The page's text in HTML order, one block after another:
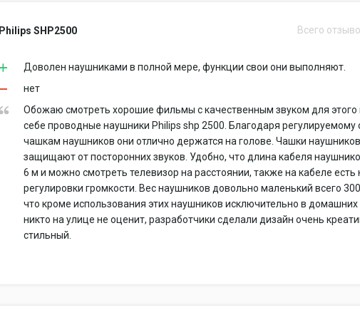
Philips SHP2500 Всего
Доволен наушниками в полной мере, функции свои они выполняют.
нет
Обожаю смотреть хорошие фильмы с качественным звуком для этого
себе проводные наушники Philips shp 2500. Благодаря регулируемому
чашкам наушников они отлично держатся на голове. Чашки
защищают от посторонних звуков. Удобно, что длина кабеля
6 м и можно смотреть телевизор на расстоянии, также на кабеле есть
регулировки громкости. Вес наушников довольно маленький всего
что кроме использования этих наушников исключительно в домашних
никто на улице не оценит, разработчики сделали дизайн очень
стильный.